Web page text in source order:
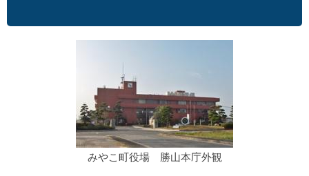
みやこ町役場 勝山本庁外観